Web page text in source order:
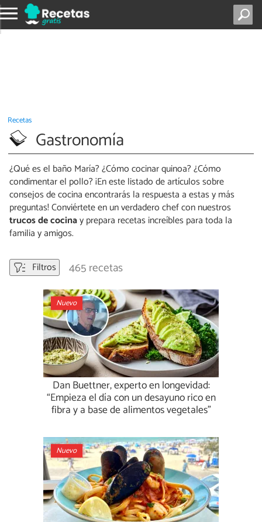
Recetas
Gastronomía
¿Qué es el baño María? ¿Cómo cocinar quinoa? ¿Cómo
condimentar el pollo? ¡En este listado de artículos sobre
consejos de cocina encontrarás la respuesta a estas y más
preguntas! Conviértete en un verdadero chef con nuestros
trucos de cocinay prepara recetas increíbles para toda la
familia y amigos.
Filtros 465 recetas
Nuevo
Dan Buettner, experto en longevidad:
“Empieza el día con un desayuno rico en
fibra y a base de alimentos vegetales”
Nuevo